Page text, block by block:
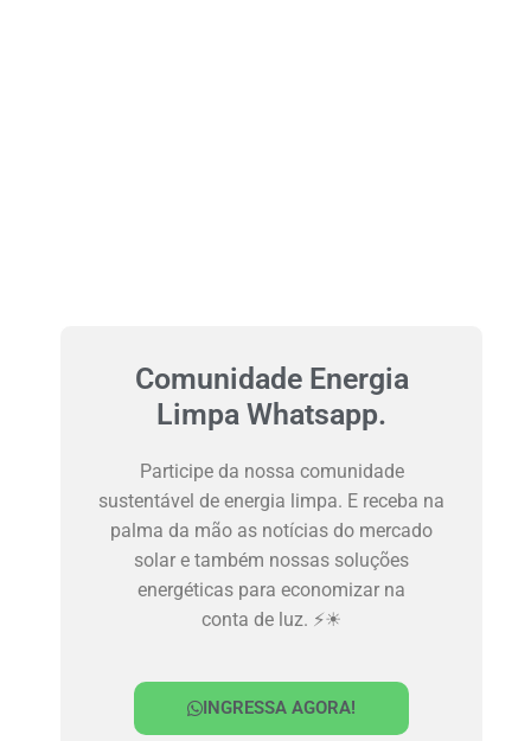
Comunidade Energia
Limpa Whatsapp.
Participe da nossa comunidade
sustentável de energia limpa. E receba na
palma da mão as notícias do mercado
solar e também nossas soluções
energéticas para economizar na
conta de luz. ⚡☀
INGRESSA AGORA!